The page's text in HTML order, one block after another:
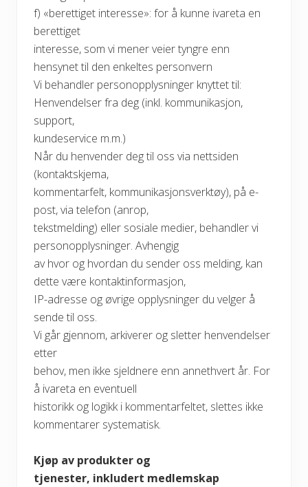
f) «berettiget interesse»: for å kunne ivareta en
berettiget
interesse, som vi mener veier tyngre enn
hensynet til den enkeltes personvern
Vi behandler personopplysninger knyttet til:
Henvendelser fra deg (inkl. kommunikasjon,
support,
kundeservice m.m.)
Når du henvender deg til oss via nettsiden
(kontaktskjema,
kommentarfelt, kommunikasjonsverktøy), på e-
post, via telefon (anrop,
tekstmelding) eller sosiale medier, behandler vi
personopplysninger. Avhengig
av hvor og hvordan du sender oss melding, kan
dette være kontaktinformasjon,
IP-adresse og øvrige opplysninger du velger å
sende til oss.
Vi går gjennom, arkiverer og sletter henvendelser
etter
behov, men ikke sjeldnere enn annethvert år. For
å ivareta en eventuell
historikk og logikk i kommentarfeltet, slettes ikke
kommentarer systematisk.
Kjøp av produkter og
tjenester, inkludert medlemskap